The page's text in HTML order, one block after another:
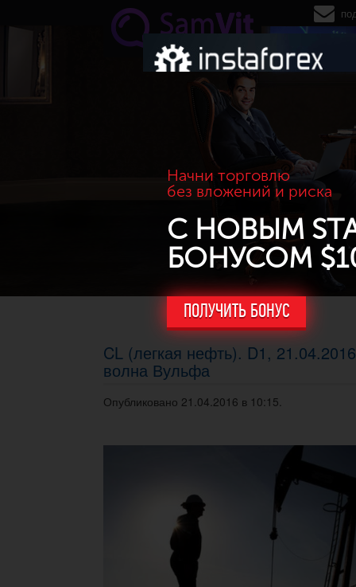
Перейти к основному содержанию
Начни торговлю
без вложений и риска
С НОВЫМ
БОНУСОМ
ПОЛУЧИТЬ БОНУС
CL (легкая нефть). D1,
волна Вульфа
Опубликовано 21.04.2016 в 10:15.